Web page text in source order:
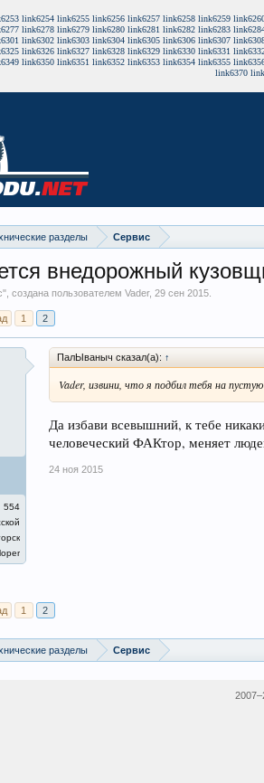
link6254 link6255 link6256 link6257 link6258 link6259
link6278 link6279 link6280 link6281 link6282 link6283
link6302 link6303 link6304 link6305 link6306 link6307
link6326 link6327 link6328 link6329 link6330 link6331
link6350 link6351 link6352 link6353 link6354 link6355
link6370
разделы Сервис
внедорожный
", создана пользователем Vader, 29 сен 2015.
1 2
554
ПалЫваныч сказал(а): ↑
Vader, извини, что я подбил тебя на
Да избави всевышний, к тебе
человеческий ФАКтор, меняет
24 ноя 2015
1 2
разделы Сервис
2007–